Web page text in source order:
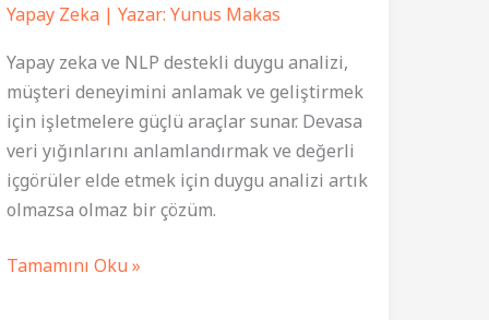
Yapay Zeka| Yazar: Yunus Makas
Yapay zeka ve NLP destekli duygu analizi,
müşteri deneyimini anlamak ve geliştirmek
için işletmelere güçlü araçlar sunar. Devasa
veri yığınlarını anlamlandırmak ve değerli
içgörüler elde etmek için duygu analizi artık
olmazsa olmaz bir çözüm.
Duygu
Tamamını Oku »